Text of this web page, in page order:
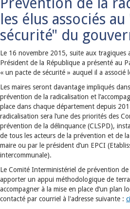
les élus associés
sécurité" du
Le 16 novembre 2015, suite aux tragiques
Président de la République a présenté au
« un pacte de sécurité » auquel il a associé
Les maires seront davantage impliqués
prévention de la radicalisation et
place dans chaque département depuis
radicalisation sera l’une des priorités des
prévention de la délinquance (CLSPD),
de tous les acteurs de la prévention et de
maire ou par le président d’un EPCI
intercommunale).
Le Comité Interministériel de prévention
apporter un appui méthodologique de
accompagner à la mise en place d’un plan
contacté par courriel à l'adresse suivante :